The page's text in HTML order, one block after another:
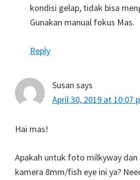
kondisi gelap, tidak bisa
Gunakan manual fokus Mas.
Reply
Susan says
April 30, 2019 at 10:07
Hai mas!
Apakah untuk foto milkyway dan
kamera 8mm/fish eye ini ya?